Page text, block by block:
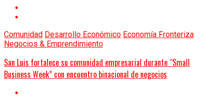
Comunidad Desarrollo Económico Economía Fronteriza
Negocios & Emprendimiento
San Luis fortalece su comunidad empresarial durante “Small
Business Week” con encuentro binacional de negocios